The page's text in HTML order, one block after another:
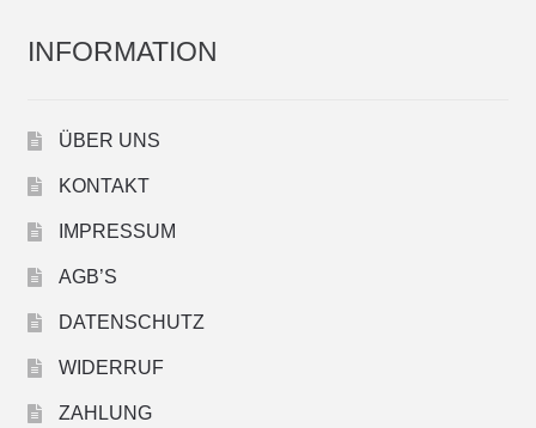
INFORMATION
ÜBER UNS
KONTAKT
IMPRESSUM
AGB’S
DATENSCHUTZ
WIDERRUF
ZAHLUNG